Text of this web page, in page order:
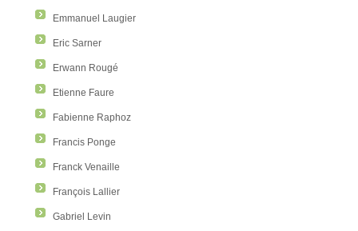
Emmanuel Laugier
Eric Sarner
Erwann Rougé
Etienne Faure
Fabienne Raphoz
Francis Ponge
Franck Venaille
François Lallier
Gabriel Levin